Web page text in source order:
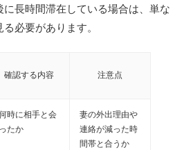
長時間滞在している場合は、単な
必要があります。
確認する内容 注意点
時に相手と会
ったか
妻の外出理由や
連絡が減った時
間帯と合うか